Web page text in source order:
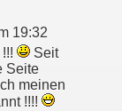
19:32
Seit
Seite
meinen
!!!!